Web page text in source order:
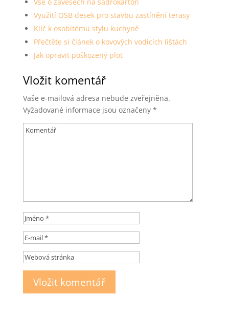
Využití OSB desek pro stavbu zastínění terasy
Klíč k osobitému stylu kuchyně
Přečtěte si článek o kovových vodicích lištách
Jak opravit poškozený plot
Vložit komentář
Vaše e-mailová adresa nebude zveřejněna.
Vyžadované informace jsou označeny *